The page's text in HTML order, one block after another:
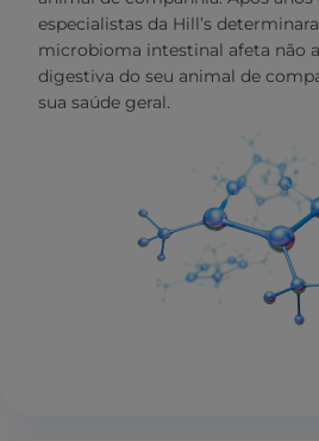
especialistas da Hill’s
microbioma intestinal afeta não
digestiva do seu animal de
sua saúde geral.